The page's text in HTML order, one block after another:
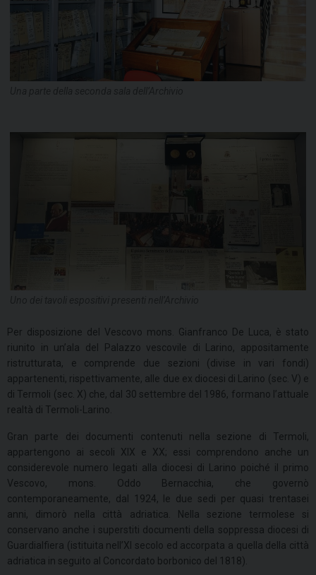
Per disposizione del Vescovo mons. Gianfranco De Luca, è stato
riunito in un’ala del Palazzo vescovile di Larino, appositamente
ristrutturata, e comprende due sezioni (divise in vari fondi)
appartenenti, rispettivamente, alle due ex diocesi di Larino (sec. V) e
di Termoli (sec. X) che, dal 30 settembre del 1986, formano l’attuale
realtà di Termoli-Larino.
Gran parte dei documenti contenuti nella sezione di Termoli,
appartengono ai secoli XIX e XX; essi comprendono anche un
considerevole numero legati alla diocesi di Larino poiché il primo
Vescovo, mons. Oddo Bernacchia, che governò
contemporaneamente, dal 1924, le due sedi per quasi trentasei
anni, dimorò nella città adriatica. Nella sezione termolese si
conservano anche i superstiti documenti della soppressa diocesi di
Guardialfiera (istituita nell’XI secolo ed accorpata a quella della città
adriatica in seguito al Concordato borbonico del 1818).